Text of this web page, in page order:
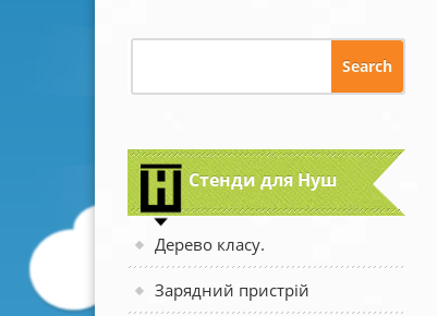
Стенди для Нуш
Дерево класу.
Зарядний пристрій